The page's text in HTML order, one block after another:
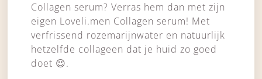
Collagen serum? Verras hem dan met zijn
eigen Loveli.men Collagen serum! Met
verfrissend rozemarijnwater en natuurlijk
hetzelfde collageen dat je huid zo goed
doet 😉.